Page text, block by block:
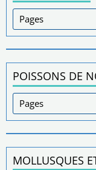
POISSONS DE
MOLLUSQUES